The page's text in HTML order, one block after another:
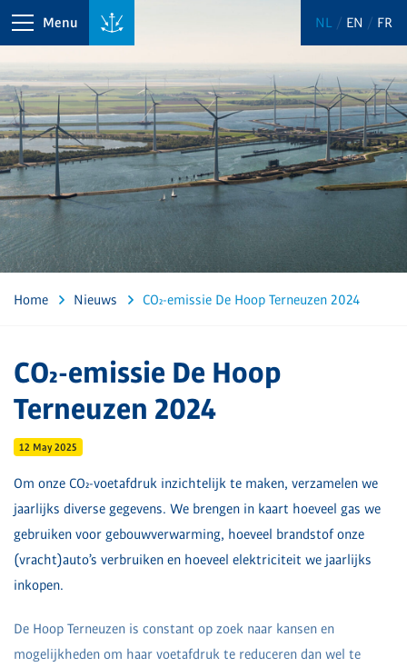
Menu NL EN FR
Home Nieuws CO₂-emissie De Hoop Terneuzen 2024
CO₂-emissie De Hoop
Terneuzen 2024
12 May 2025
Om onze CO₂-voetafdruk inzichtelijk te maken, verzamelen we
jaarlijks diverse gegevens. We brengen in kaart hoeveel gas we
gebruiken voor gebouwverwarming, hoeveel brandstof onze
(vracht)auto’s verbruiken en hoeveel elektriciteit we jaarlijks
inkopen.
De Hoop Terneuzen is constant op zoek naar kansen en
mogelijkheden om haar voetafdruk te reduceren dan wel te